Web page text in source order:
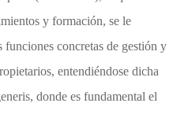
y formación, se le
concretas de gestión y
entendiéndose dicha
donde es fundamental el